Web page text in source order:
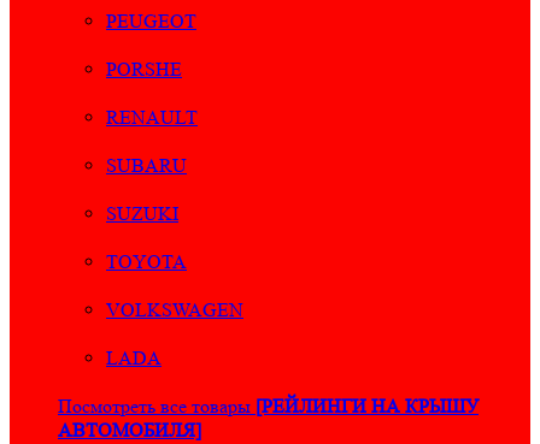
PEUGEOT
PORSHE
RENAULT
SUBARU
SUZUKI
TOYOTA
VOLKSWAGEN
LADA
Посмотреть все товары [РЕЙЛИНГИ НА КРЫШУ
АВТОМОБИЛЯ]